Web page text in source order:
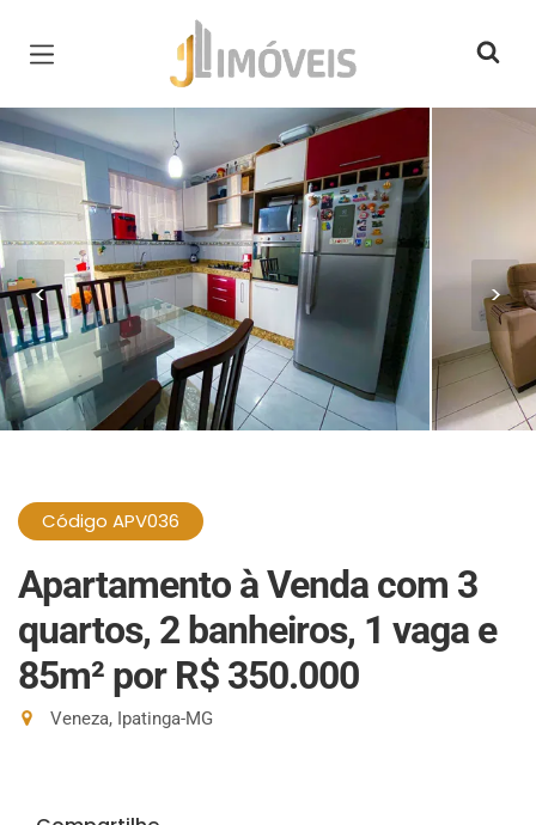
Página inicial
< >
Código APV036
Apartamento à Venda com 3
quartos, 2 banheiros, 1 vaga e
85m² por R$ 350.000
Veneza, Ipatinga-MG